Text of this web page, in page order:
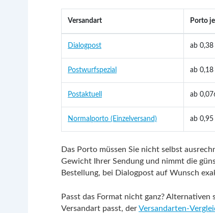
Versandart Porto
Dialogpost ab 0,38
Postwurfspezial ab 0,18
Postaktuell ab
Normalporto (Einzelversand) ab 0,95
Das Porto müssen Sie nicht selbst
Gewicht Ihrer Sendung und nimmt die
Bestellung, bei Dialogpost auf Wunsch
Passt das Format nicht ganz? Alternativen
Versandart passt, derVersandarten-